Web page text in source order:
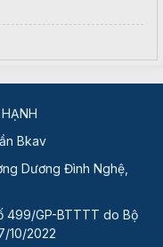
Bkav
Dương Đình Nghệ,
499/GP-BTTTT do Bộ
10/2022